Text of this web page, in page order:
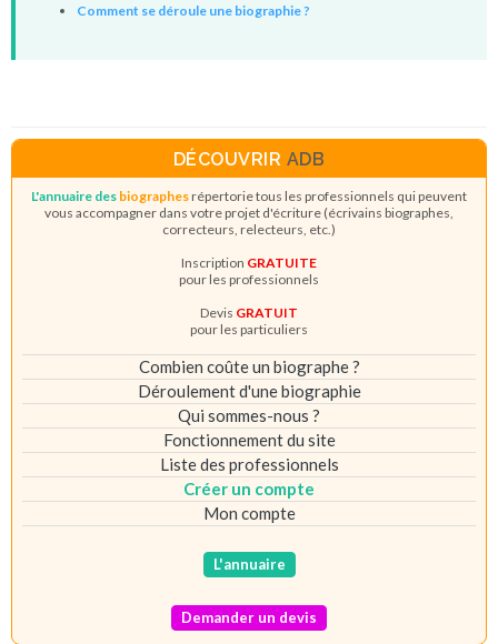
Comment se déroule une biographie ?
DÉCOUVRIR ADB
L'annuaire des biographesrépertorie tous les professionnels qui peuvent
vous accompagner dans votre projet d'écriture (écrivains biographes,
correcteurs, relecteurs, etc.)
Inscription GRATUITE
pour les professionnels
Devis GRATUIT
pour les particuliers
Combien coûte un biographe ?
Déroulement d'une biographie
Qui sommes-nous ?
Fonctionnement du site
Liste des professionnels
Créer un compte
Mon compte
L'annuaire
Demander un devis